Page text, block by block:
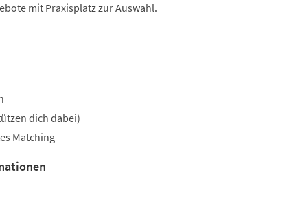
mit Praxisplatz zur Auswahl.
dich dabei)
Matching